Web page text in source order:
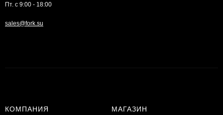
Пт. с 9:00 - 18:00
sales@fork.su
КОМПАНИЯ МАГАЗИН